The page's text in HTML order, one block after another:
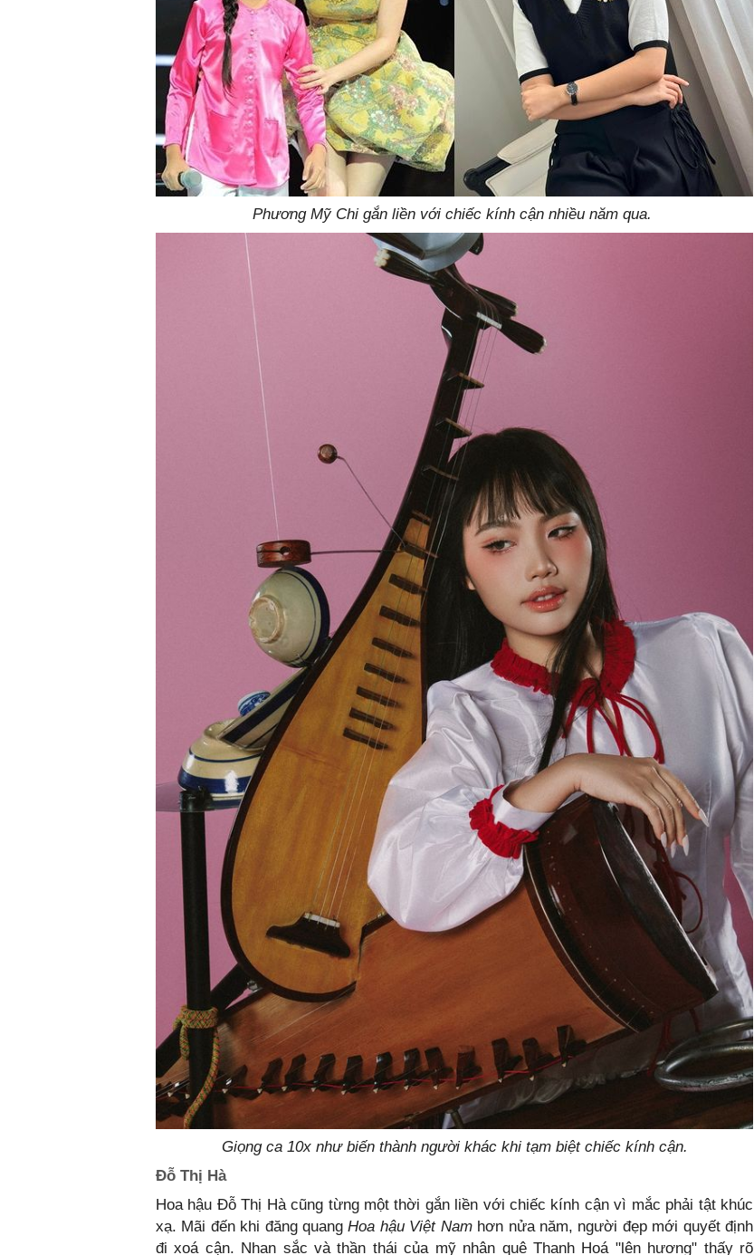
Phương Mỹ Chi gắn liền với chiếc kính cận nhiều năm qua.
Giọng ca 10x như biến thành người khác khi tạm biệt chiếc kính cận.
Đỗ Thị Hà
Hoa hậu Đỗ Thị Hà cũng từng một thời gắn liền với chiếc kính cận vì mắc phải tật khúc
xạ. Mãi đến khi đăng quangHoa hậu Việt Nam hơn nửa năm, người đẹp mới quyết định
đi xoá cận. Nhan sắc và thần thái của mỹ nhân quê Thanh Hoá "lên hương" thấy rõ